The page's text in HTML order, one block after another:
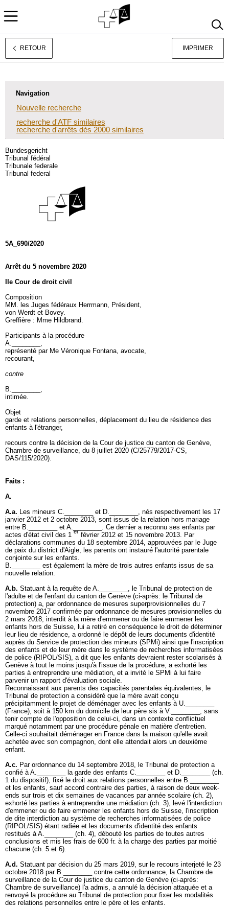
Deutsch
RETOUR IMPRIMER
Navigation
Nouvelle recherche
recherche d'ATF similaires
recherche d'arrêts dès 2000 similaires
Bundesgericht
Tribunal fédéral
Tribunale federale
Tribunal federal
5A_690/2020
Arrêt du 5 novembre 2020
IIe Cour de droit civil
Composition
MM. les Juges fédéraux Herrmann, Président,
von Werdt et Bovey.
Greffière : Mme Hildbrand.
Participants à la procédure
A.________,
représenté par Me Véronique Fontana, avocate,
recourant,
contre
B.________,
intimée.
Objet
garde et relations personnelles, déplacement du lieu de résidence des
enfants à l'étranger,
recours contre la décision de la Cour de justice du canton de Genève,
Chambre de surveillance, du 8 juillet 2020 (C/25779/2017-CS,
DAS/115/2020).
Faits :
A.
A.a. Les mineurs C.________ et D.________, nés respectivement les 17
janvier 2012 et 2 octobre 2013, sont issus de la relation hors mariage
entre B.________ et A.________. Ce dernier a reconnu ses enfants par
actes d'état civil des 1 er février 2012 et 15 novembre 2013. Par
déclarations communes du 18 septembre 2014, approuvées par le Juge
de paix du district d'Aigle, les parents ont instauré l'autorité parentale
conjointe sur les enfants.
B.________ est également la mère de trois autres enfants issus de sa
nouvelle relation.
A.b. Statuant à la requête de A.________, le Tribunal de protection de
l'adulte et de l'enfant du canton de Genève (ci-après: le Tribunal de
protection) a, par ordonnance de mesures superprovisionnelles du 7
novembre 2017 confirmée par ordonnance de mesures provisionnelles du
2 mars 2018, interdit à la mère d'emmener ou de faire emmener les
enfants hors de Suisse, lui a retiré en conséquence le droit de déterminer
leur lieu de résidence, a ordonné le dépôt de leurs documents d'identité
auprès du Service de protection des mineurs (SPMi) ainsi que l'inscription
des enfants et de leur mère dans le système de recherches informatisées
de police (RIPOL/SIS), a dit que les enfants devraient rester scolarisés à
Genève à tout le moins jusqu'à l'issue de la procédure, a exhorté les
parties à entreprendre une médiation, et a invité le SPMi à lui faire
parvenir un rapport d'évaluation sociale.
Reconnaissant aux parents des capacités parentales équivalentes, le
Tribunal de protection a considéré que la mère avait conçu
précipitamment le projet de déménager avec les enfants à U.________
(France), soit à 150 km du domicile de leur père sis à V.________, sans
tenir compte de l'opposition de celui-ci, dans un contexte conflictuel
marqué notamment par une procédure pénale en matière d'entretien.
Celle-ci souhaitait déménager en France dans la maison qu'elle avait
achetée avec son compagnon, dont elle attendait alors un deuxième
enfant.
A.c. Par ordonnance du 14 septembre 2018, le Tribunal de protection a
confié à A.________ la garde des enfants C.________ et D.________ (ch.
1 du dispositif), fixé le droit aux relations personnelles entre B.________
et les enfants, sauf accord contraire des parties, à raison de deux week-
ends sur trois et dix semaines de vacances par année scolaire (ch. 2),
exhorté les parties à entreprendre une médiation (ch. 3), levé l'interdiction
d'emmener ou de faire emmener les enfants hors de Suisse, l'inscription
de dite interdiction au système de recherches informatisées de police
(RIPOL/SIS) étant radiée et les documents d'identité des enfants
restitués à A.________ (ch. 4), débouté les parties de toutes autres
conclusions et mis les frais de 600 fr. à la charge des parties par moitié
chacune (ch. 5 et 6).
A.d. Statuant par décision du 25 mars 2019, sur le recours interjeté le 23
octobre 2018 par B.________ contre cette ordonnance, la Chambre de
surveillance de la Cour de justice du canton de Genève (ci-après:
Chambre de surveillance) l'a admis, a annulé la décision attaquée et a
renvoyé la procédure au Tribunal de protection pour fixer les modalités
des relations personnelles entre le père et les enfants.